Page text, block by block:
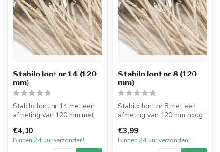
Stabilo lont nr 14 (120
mm)
Stabilo lont nr 14 met een
afmeting van 120 mm met
verpakt p...
€4,10
Binnen 24 uur verzonden!
Stabilo lont nr 8 (120
mm)
Stabilo lont nr 8 met een
afmeting van 120 mm hoog
verpa...
€3,99
Binnen 24 uur verzonden!